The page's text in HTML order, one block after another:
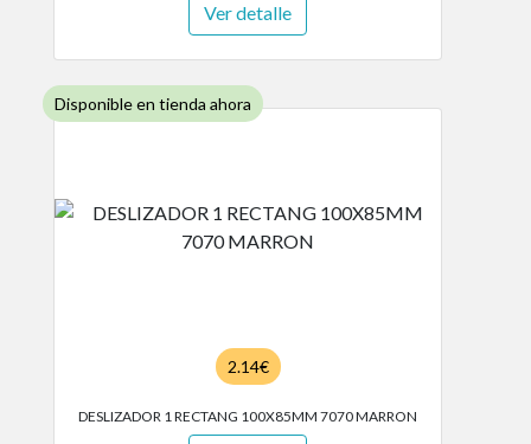
Ver detalle
Disponible en tienda ahora
2.14€
DESLIZADOR 1 RECTANG 100X85MM 7070 MARRON